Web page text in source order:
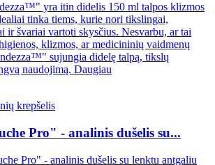
yra itin didelis 150 ml talpos klizmos
tinka tiems, kurie nori tikslingai,
ir švariai vartoti skysčius. Nesvarbu, ar tai
klizmos, ar medicininių vaidmenų
sujungia didelę talpą, tikslų
naudojimą. Daugiau
krepšelis
Pro" - analinis dušelis su...